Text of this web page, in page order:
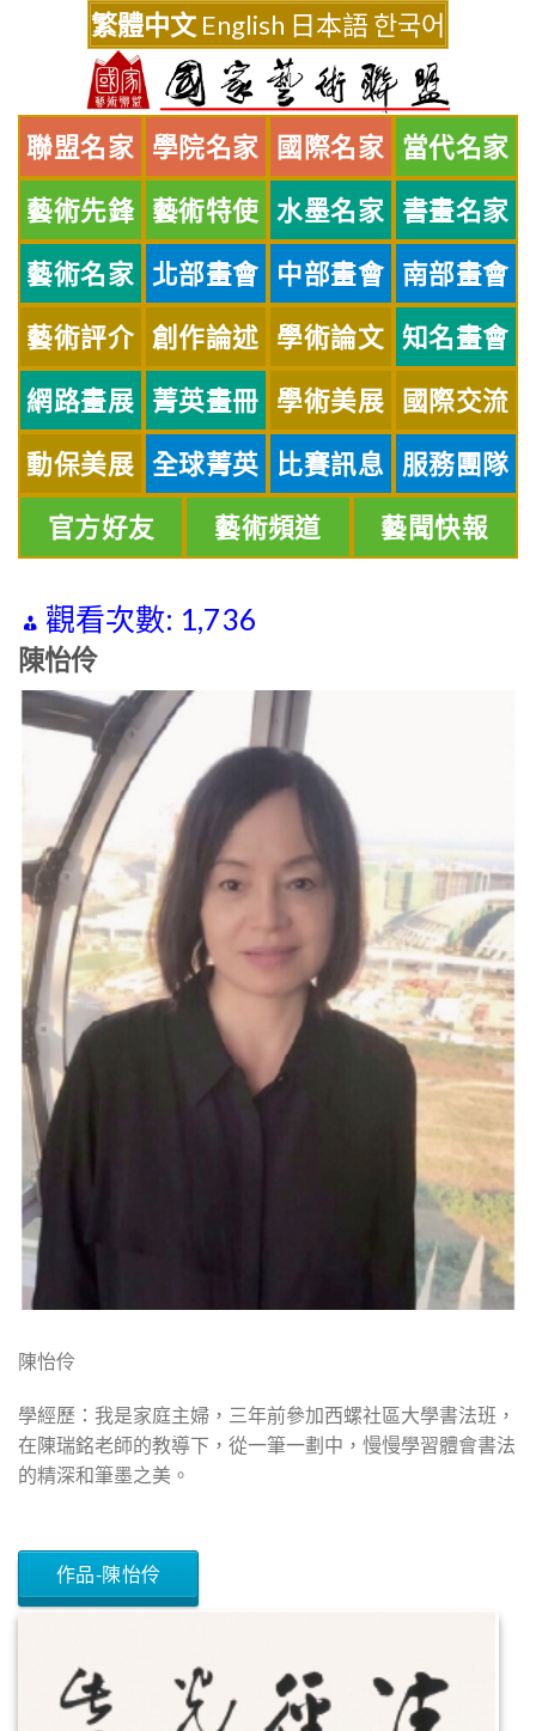
繁體中文 English 日本語한국어
聯盟名家 學院名家 國際名家 當代名家
藝術先鋒 藝術特使 水墨名家 書畫名家
藝術名家 北部畫會 中部畫會 南部畫會
藝術評介 創作論述 學術論文 知名畫會
網路畫展 菁英畫冊 學術美展 國際交流
動保美展 全球菁英 比賽訊息 服務團隊
官方好友 藝術頻道 藝聞快報
觀看次數: 1,736
陳怡伶
陳怡伶
學經歷：我是家庭主婦，三年前參加西螺社區大學書法班，
在陳瑞銘老師的教導下，從一筆一劃中，慢慢學習體會書法
的精深和筆墨之美。
作品-陳怡伶